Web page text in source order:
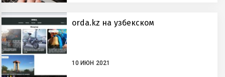
orda.kz на узбекском
10 ИЮН 2021